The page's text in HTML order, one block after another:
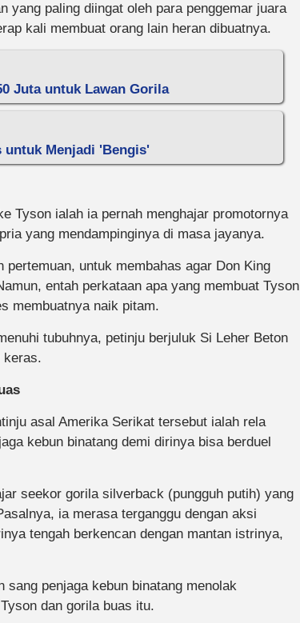
yang paling diingat oleh para penggemar juara
kali membuat orang lain heran dibuatnya.
Juta untuk Lawan Gorila
untuk Menjadi 'Bengis'
Tyson ialah ia pernah menghajar promotornya
yang mendampinginya di masa jayanya.
untuk membahas agar Don King
entah perkataan apa yang membuat Tyson
membuatnya naik pitam.
tubuhnya, petinju berjuluk Si Leher Beton
keras.
asal Amerika Serikat tersebut ialah rela
kebun binatang demi dirinya bisa berduel
seekor gorila silverback (pungguh putih) yang
ia merasa terganggu dengan aksi
tengah berkencan dengan mantan istrinya,
penjaga kebun binatang menolak
dan gorila buas itu.